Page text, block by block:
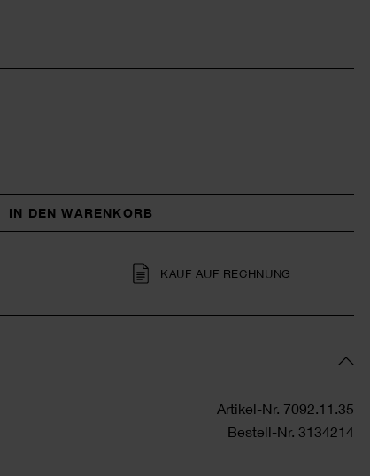
IN DEN WARENKORB
KAUF AUF RECHNUNG
Artikel-Nr. 7092.11.35
Bestell-Nr. 3134214